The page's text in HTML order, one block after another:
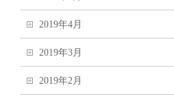
2019年4月
2019年3月
2019年2月